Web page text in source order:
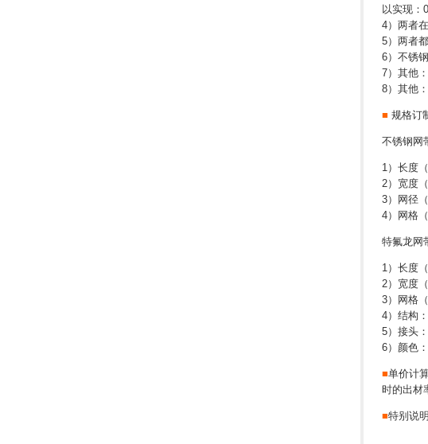
以实现：
4）两者
5）两者
6）不锈
7）其他
8）其他
■ 规格订
不锈钢网
1）长度
2）宽度
3）网径
4）网格
特氟龙网
1）长度
2）宽度
3）网格
4）结构
5）接头
6）颜色
■单价计
时的出材
■特别说